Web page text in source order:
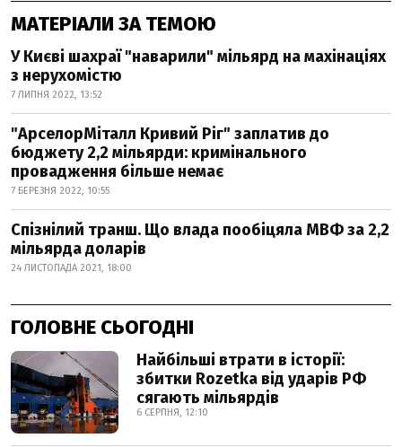
МАТЕРІАЛИ ЗА ТЕМОЮ
У Києві шахраї "наварили" мільярд на махінаціях
з нерухомістю
7 ЛИПНЯ 2022, 13:52
"АрселорМіталл Кривий Ріг" заплатив до
бюджету 2,2 мільярди: кримінального
провадження більше немає
7 БЕРЕЗНЯ 2022, 10:55
Спізнілий транш. Що влада пообіцяла МВФ за 2,2
мільярда доларів
24 ЛИСТОПАДА 2021, 18:00
ГОЛОВНЕ СЬОГОДНІ
Найбільші втрати в історії:
збитки Rozetka від ударів РФ
сягають мільярдів
6 СЕРПНЯ, 12:10